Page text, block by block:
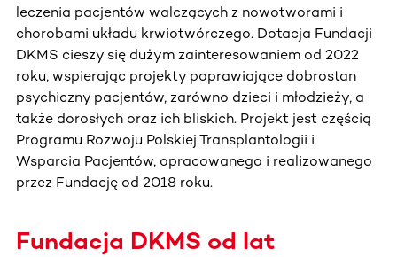
leczenia pacjentów walczących z nowotworami i
chorobami układu krwiotwórczego. Dotacja Fundacji
DKMS cieszy się dużym zainteresowaniem od 2022
roku, wspierając projekty poprawiające dobrostan
psychiczny pacjentów, zarówno dzieci i młodzieży, a
także dorosłych oraz ich bliskich. Projekt jest częścią
Programu Rozwoju Polskiej Transplantologii i
Wsparcia Pacjentów, opracowanego i realizowanego
przez Fundację od 2018 roku.
Fundacja DKMS od lat